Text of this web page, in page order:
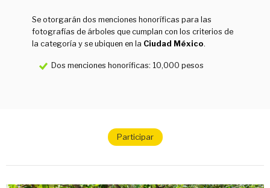
Se otorgarán dos menciones honoríficas para las
fotografías de árboles que cumplan con los criterios de
la categoría y se ubiquen en la Ciudad México.
Dos menciones honoríficas: 10,000 pesos
Participar